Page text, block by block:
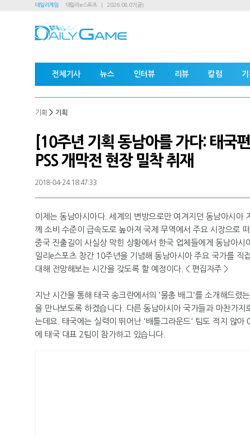
데일리게임 데일리e스포츠 2026.08.07(금)
전체기사 뉴스 인터뷰 리뷰 칼럼 기
기획 > 기획
[10주년 기획 동남아를 가다: 태
PSS 개막전 현장 밀착 취재
2018-04-24 18:47:33
이제는 동남아시아다. 세계의 변방으로만 여겨지던 동남아시아
께 소비 수준이 급속도로 높아져 국제 무역에서 주요 시장으로
중국 진출길이 사실상 막힌 상황에서 한국 업체들에게 동남아
일리e스포츠 창간 10주년을 기념해 동남아시아 주요 국가를 직
대해 전망해보는 시간을 갖도록 할 예정이다. < 편집자주 >
지난 시간을 통해 태국 송크란에서의 '물총 배그'를 소개해드렸
을 만나보도록 하겠습니다. 다른 동남아시아 국가들과 마찬가
는데요. 태국에는 실력이 뛰어난 '배틀그라운드' 팀도 적지 않아
에 태국 대표 2팀이 참가하고 있습니다.